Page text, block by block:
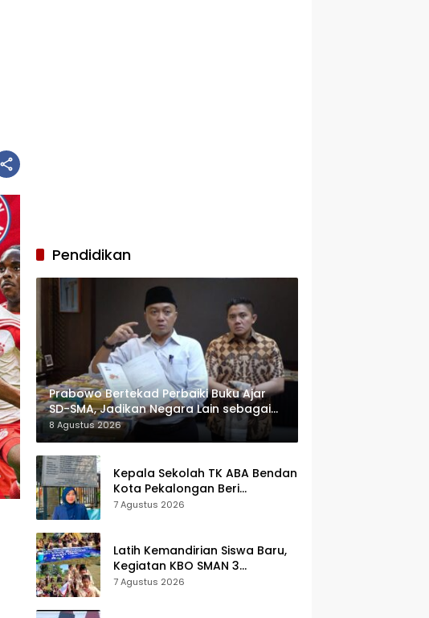
Pendidikan
Prabowo Bertekad Perbaiki Buku Ajar
SD-SMA, Jadikan Negara Lain sebagai
Referensi
8 Agustus 2026
Kepala Sekolah TK ABA Bendan
Kota Pekalongan Beri
Klarifikasi, Luruskan Isu Proyek
7 Agustus 2026
Latih Kemandirian Siswa Baru,
Kegiatan KBO SMAN 3
Pekalongan Mendapat
7 Agustus 2026